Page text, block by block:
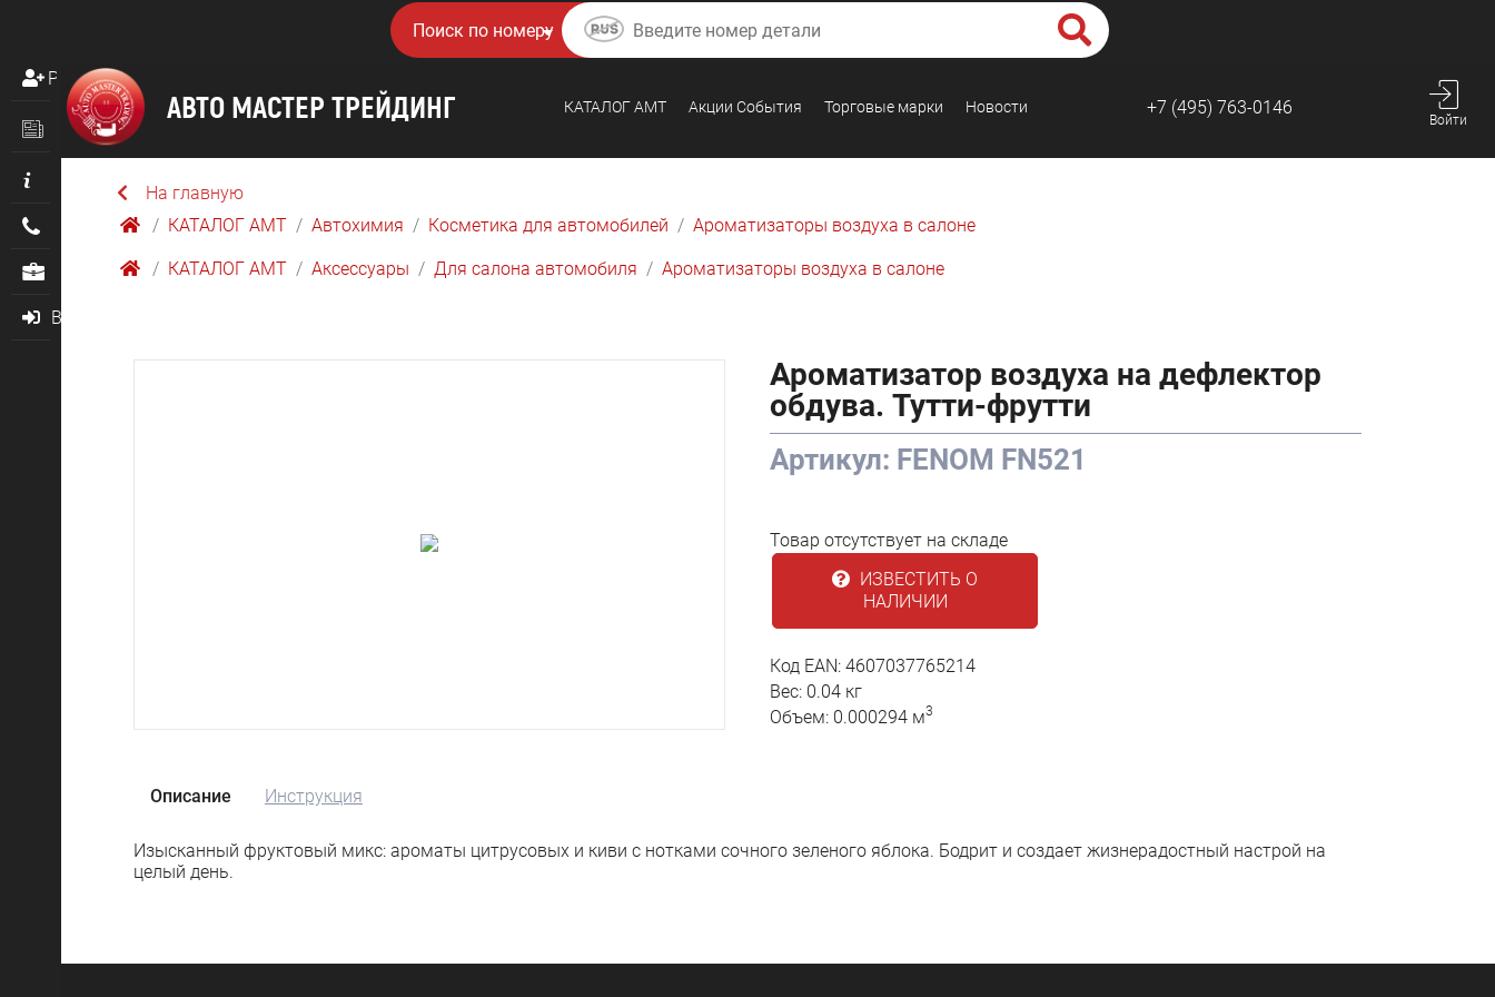
КАТАЛОГ AMТ Акции События Торговые марки Новости +7 (495) 763-0146
Войти
Регистрация
Новости
Информация
Контакты
Войти
На главную
КАТАЛОГ AMТ
Автохимия Косметика для автомобилей Ароматизаторы воздуха в салоне
КАТАЛОГ AMТ Аксессуары Для салона автомобиля Ароматизаторы воздуха в салоне
Ароматизатор воздуха на дефлектор
обдува. Тутти-фрутти
Артикул: FENOM FN521
Товар отсутствует на складе
ИЗВЕСТИТЬ О
НАЛИЧИИ
Код EAN: 4607037765214
Вес: 0.04 кг
Объем: 0.000294 м3
Описание Инструкция
Изысканный фруктовый микс: ароматы цитрусовых и киви с нотками сочного зеленого яблока. Бодрит и создает жизнерадостный настрой на
целый день.